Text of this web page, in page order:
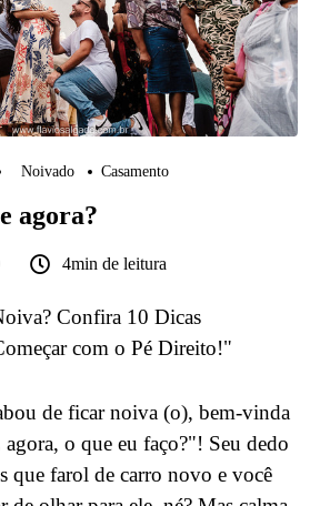
Noivado Casamento
agora?
4min de leitura
Confira 10 Dicas
com o Pé Direito!"
de ficar noiva (o), bem-vinda
o que eu faço?"! Seu dedo
que farol de carro novo e você